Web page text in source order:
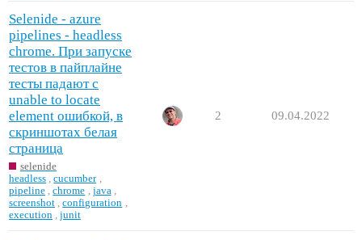
Selenide - azure
pipelines - headless
chrome. При запуске
тестов в пайплайне
тесты падают с
unable to locate
element ошибкой, в
скриншотах белая
страница
selenide
headless ,cucumber
pipeline ,chrome java
screenshot ,configuration
execution
,junit
2 09.04.2022